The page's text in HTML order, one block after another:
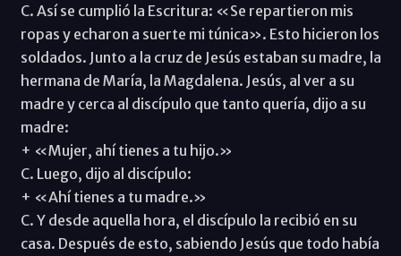
C. Así se cumplió la Escritura: «Se repartieron mis
ropas y echaron a suerte mi túnica». Esto hicieron los
soldados. Junto a la cruz de Jesús estaban su madre, la
hermana de María, la Magdalena. Jesús, al ver a su
madre y cerca al discípulo que tanto quería, dijo a su
madre:
+ «Mujer, ahí tienes a tu hijo.»
C. Luego, dijo al discípulo:
+ «Ahí tienes a tu madre.»
C. Y desde aquella hora, el discípulo la recibió en su
casa. Después de esto, sabiendo Jesús que todo había